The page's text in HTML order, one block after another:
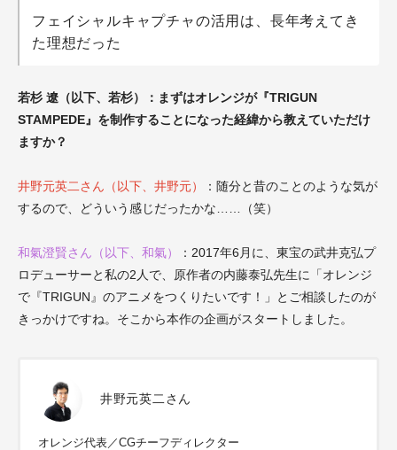
フェイシャルキャプチャの活用は、長年考えてき
た理想だった
若杉 遼（以下、若杉）：まずはオレンジが『TRIGUN
STAMPEDE』を制作することになった経緯から教えていただけ
ますか？
井野元英二さん（以下、井野元）
：随分と昔のことのような気が
するので、どういう感じだったかな……（笑）
和氣澄賢さん（以下、和氣）
：2017年6月に、東宝の武井克弘プ
ロデューサーと私の2人で、原作者の内藤泰弘先生に「オレンジ
で『TRIGUN』のアニメをつくりたいです！」とご相談したのが
きっかけですね。そこから本作の企画がスタートしました。
井野元英二さん
オレンジ代表／CGチーフディレクター